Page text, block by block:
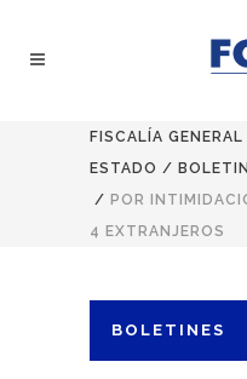
FISCALÍA GENERAL
ESTADO /
/ POR
4 EXTRANJEROS
BOLETINES